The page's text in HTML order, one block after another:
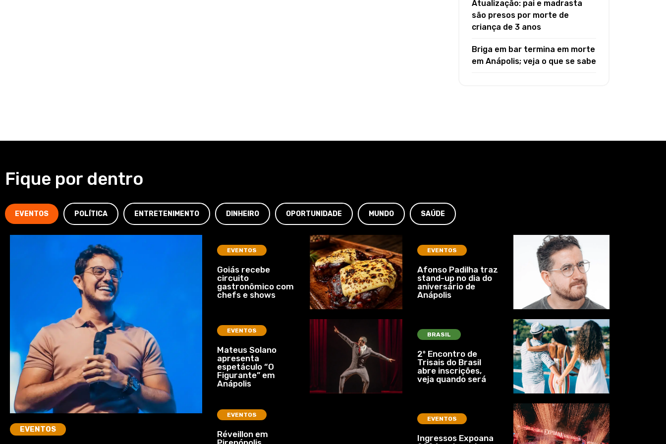
Atualização: pai e madrasta
são presos por morte de
criança de 3 anos
Briga em bar termina em morte
em Anápolis; veja o que se sabe
Fique por dentro
EVENTOS POLÍTICA ENTRETENIMENTO DINHEIRO OPORTUNIDADE MUNDO SAÚDE
EVENTOS
EVENTOS
Goiás recebe
circuito
gastronômico com
chefs e shows
EVENTOS
Mateus Solano
apresenta
espetáculo “O
Figurante” em
Anápolis
EVENTOS
Réveillon em
EVENTOS
Afonso Padilha traz
stand-up no dia do
aniversário de
Anápolis
BRASIL
2º Encontro de
Trisais do Brasil
abre inscrições,
veja quando será
EVENTOS
Ingressos Expoana